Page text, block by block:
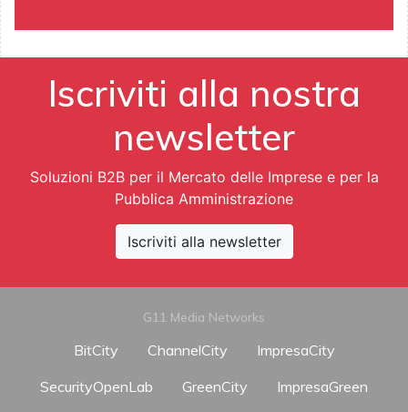
Iscriviti alla nostra
newsletter
Soluzioni B2B per il Mercato delle Imprese e per la
Pubblica Amministrazione
Iscriviti alla newsletter
G11 Media Networks
BitCity ChannelCity
ImpresaCity
SecurityOpenLab
GreenCity
ImpresaGreen